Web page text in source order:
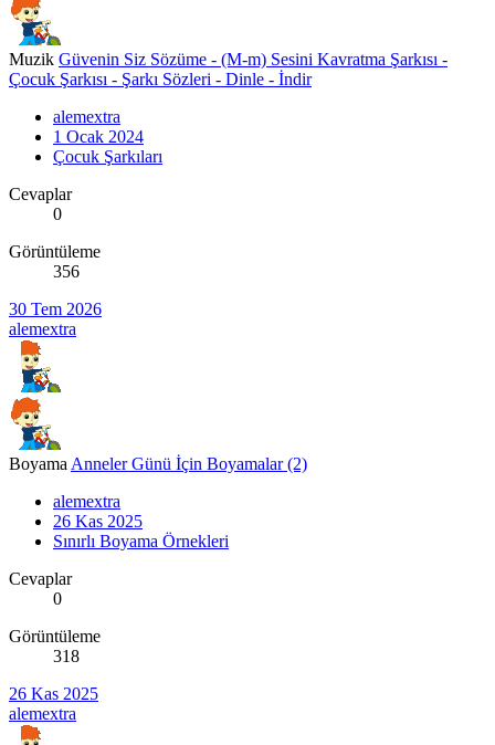
Muzik Güvenin Siz Sözüme - (M-m) Sesini Kavratma Şarkısı -
Çocuk Şarkısı - Şarkı Sözleri - Dinle - İndir
alemextra
1 Ocak 2024
Çocuk Şarkıları
Cevaplar
0
Görüntüleme
356
30 Tem 2026
alemextra
Boyama Anneler Günü İçin Boyamalar (2)
alemextra
26 Kas 2025
Sınırlı Boyama Örnekleri
Cevaplar
0
Görüntüleme
318
26 Kas 2025
alemextra